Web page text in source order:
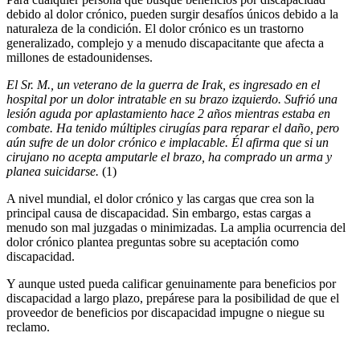
debido al dolor crónico, pueden surgir desafíos únicos debido a la
naturaleza de la condición. El dolor crónico es un trastorno
generalizado, complejo y a menudo discapacitante que afecta a
millones de estadounidenses.
El Sr. M., un veterano de la guerra de Irak, es ingresado en el
hospital por un dolor intratable en su brazo izquierdo. Sufrió una
lesión aguda por aplastamiento hace 2 años mientras estaba en
combate. Ha tenido múltiples cirugías para reparar el daño, pero
aún sufre de un dolor crónico e implacable. Él afirma que si un
cirujano no acepta amputarle el brazo, ha comprado un arma y
planea suicidarse. (1)
A nivel mundial, el dolor crónico y las cargas que crea son la
principal causa de discapacidad. Sin embargo, estas cargas a
menudo son mal juzgadas o minimizadas. La amplia ocurrencia del
dolor crónico plantea preguntas sobre su aceptación como
discapacidad.
Y aunque usted pueda calificar genuinamente para beneficios por
discapacidad a largo plazo, prepárese para la posibilidad de que el
proveedor de beneficios por discapacidad impugne o niegue su
reclamo.